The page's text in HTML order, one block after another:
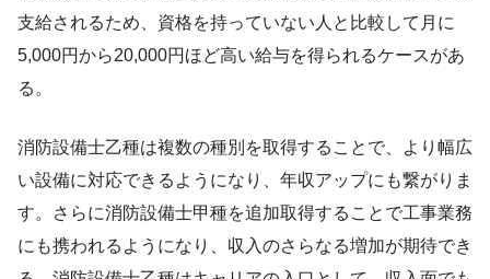
支給されるため、資格を持っていない人と比較して月に
5,000円から20,000円ほど高い給与を得られるケースがあ
る。
消防設備士乙種は複数の種別を取得することで、より幅広
い設備に対応できるようになり、年収アップにも繋がりま
す。さらに消防設備士甲種を追加取得することで工事業務
にも携われるようになり、収入のさらなる増加が期待でき